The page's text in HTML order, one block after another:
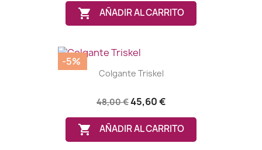
 AÑADIR AL CARRITO
Colgante Triskel
48,00 €45,60 €
 AÑADIR AL CARRITO
-5%